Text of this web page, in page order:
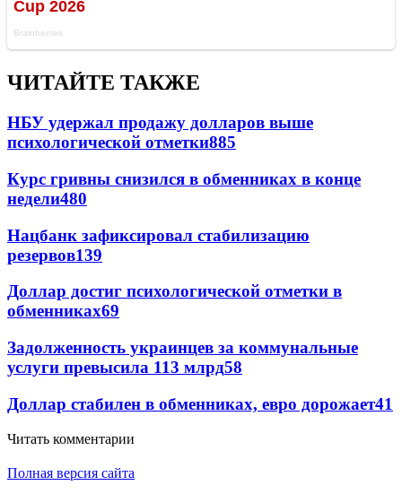
ЧИТАЙТЕ ТАКЖЕ
НБУ удержал продажу долларов выше
психологической отметки885
Курс гривны снизился в обменниках в конце
недели480
Нацбанк зафиксировал стабилизацию
резервов139
Доллар достиг психологической отметки в
обменниках69
Задолженность украинцев за коммунальные
услуги превысила 113 млрд58
Доллар стабилен в обменниках, евро дорожает41
Читать комментарии
Полная версия сайта